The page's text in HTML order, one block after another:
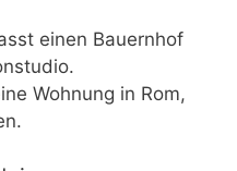
einen Bauernhof
Wohnung in Rom,